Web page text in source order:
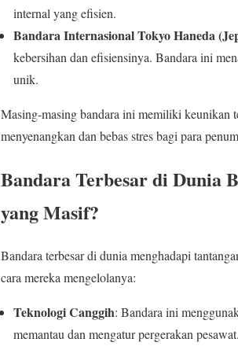
internal yang efisien.
Bandara Internasional Tokyo Haneda
kebersihan dan efisiensinya. Bandara ini
unik.
Masing-masing bandara ini memiliki keunikan
menyenangkan dan bebas stres bagi para
Bandara Terbesar di Dunia
yang Masif?
Bandara terbesar di dunia menghadapi
cara mereka mengelolanya:
Teknologi Canggih: Bandara ini
memantau dan mengatur pergerakan